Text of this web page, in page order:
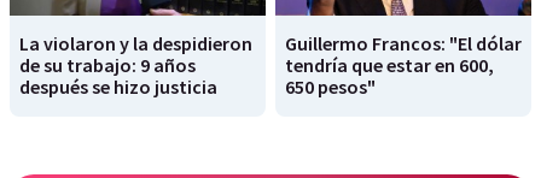
La violaron y la despidieron
de su trabajo: 9 años
después se hizo justicia
Guillermo Francos: "El dólar
tendría que estar en 600,
650 pesos"